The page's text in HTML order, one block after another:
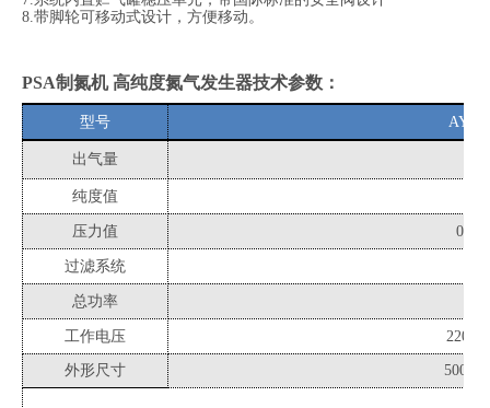
8. 带脚轮可移动式设计，方便移动。
PSA制氮机 高纯度氮气发生器技术参数：
型号
出气量
纯度值
压力值 0-
过滤系统
总功率
工作电压 220V
外形尺寸